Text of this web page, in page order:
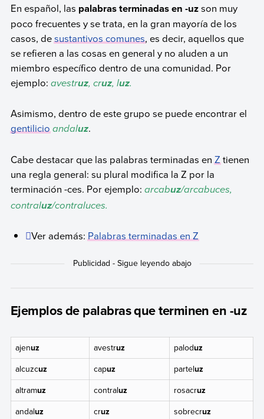
En español, las palabras terminadas en -uzson muy
poco frecuentes y se trata, en la gran mayoría de los
casos, desustantivos comunes, es decir, aquellos que
se refieren a las cosas en general y no aluden a un
miembro específico dentro de una comunidad. Por
ejemplo: avestruz, cruz, luz.
Asimismo, dentro de este grupo se puede encontrar el
gentilicioandaluz.
Cabe destacar que las palabras terminadas enZtienen
una regla general: su plural modifica la Z por la
terminación -ces. Por ejemplo: arcabuz/arcabuces,
contraluz/contraluces.
Ver además:Palabras terminadas en Z
Ejemplos de palabras que terminen en -uz
ajenuz avestruz paloduz
alcuzcuz capuz parteluz
altramuz contraluz rosacruz
andaluz cruz sobrecruz